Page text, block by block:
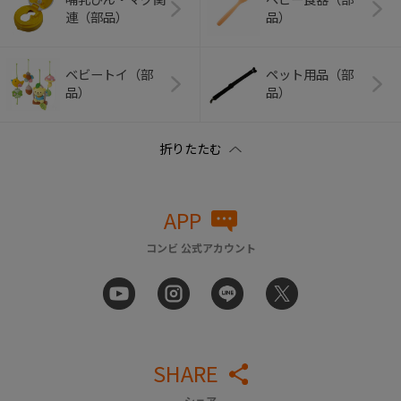
連（部品）
品）
ベビートイ（部
品）
ペット用品（部
品）
APP
コンビ 公式アカウント
SHARE